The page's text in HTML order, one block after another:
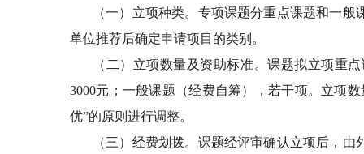
（一）立项种类。专项课题分重点课题和一
单位推荐后确定申请项目的类别。
（二）立项数量及资助标准。课题拟立项重
3000元；一般课题（经费自筹），若干项。立项
优”的原则进行调整。
（三）经费划拨。课题经评审确认立项后，